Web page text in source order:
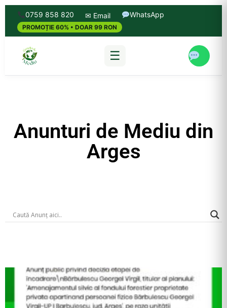
0759 858 820 ✉ Email WhatsApp
PROMOȚIE 60% • DOAR 99 RON
☰
Anunturi de Mediu din
Arges